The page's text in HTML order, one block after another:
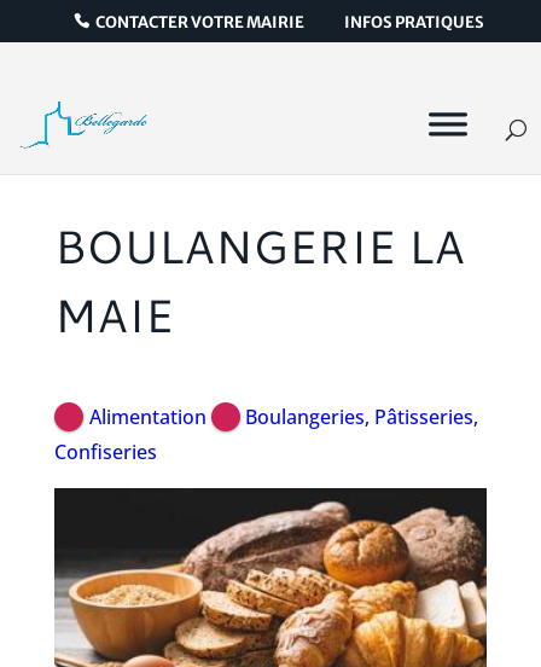
CONTACTER VOTRE MAIRIE INFOS PRATIQUES
BOULANGERIE LA
MAIE
Alimentation
Boulangeries, Pâtisseries,
Confiseries